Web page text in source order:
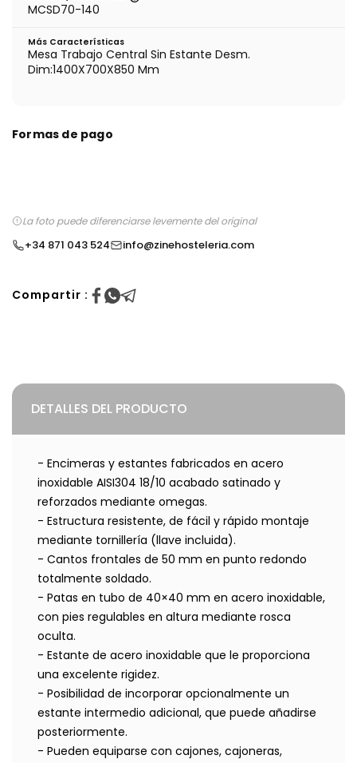
MCSD70-140
Más Características
Mesa Trabajo Central Sin Estante Desm.
Dim:1400X700X850 Mm
Formas de pago
La foto puede diferenciarse levemente del original
+34 871 043 524 info@zinehosteleria.com
Compartir :
DETALLES DEL PRODUCTO
- Encimeras y estantes fabricados en acero
inoxidable AISI304 18/10 acabado satinado y
reforzados mediante omegas.
- Estructura resistente, de fácil y rápido montaje
mediante tornillería (llave incluida).
- Cantos frontales de 50 mm en punto redondo
totalmente soldado.
- Patas en tubo de 40×40 mm en acero inoxidable,
con pies regulables en altura mediante rosca
oculta.
- Estante de acero inoxidable que le proporciona
una excelente rigidez.
- Posibilidad de incorporar opcionalmente un
estante intermedio adicional, que puede añadirse
posteriormente.
- Pueden equiparse con cajones, cajoneras,